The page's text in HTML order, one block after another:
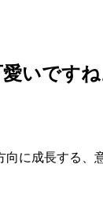
いですね
向に成長する、